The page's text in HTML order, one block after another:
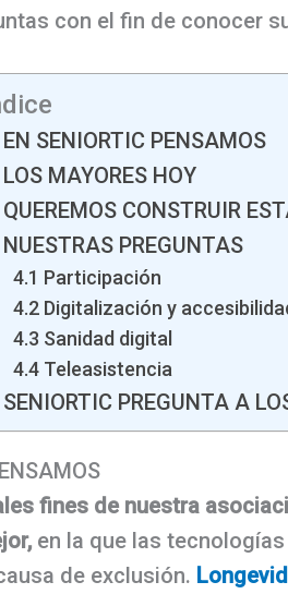
con el fin de conocer
SENIORTIC PENSAMOS
MAYORES HOY
CONSTRUIR
PREGUNTAS
4.1 Participación
4.2 Digitalización y
4.3 Sanidad digital
4.4 Teleasistencia
PREGUNTA A
fines de nuestra
en la que las
de exclusión.